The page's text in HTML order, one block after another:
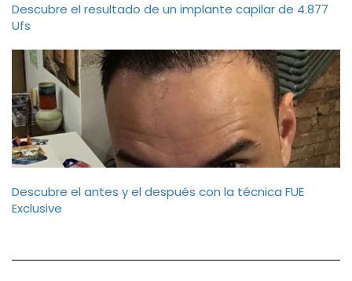
Descubre el resultado de un implante capilar de 4.877
Ufs
Descubre el antes y el después con la técnica FUE
Exclusive